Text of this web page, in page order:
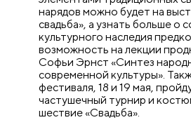
нарядов можно будет на
свадьба», а узнать больше о
культурного наследия
возможность на лекции
Софьи Эрнст «Синтез
современной культуры».
фестиваля, 18 и 19 мая,
частушечный турнир и
шествие «Свадьба».